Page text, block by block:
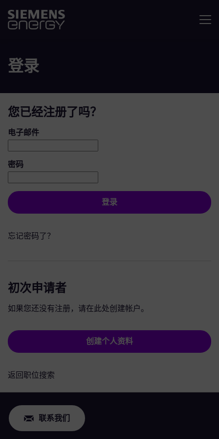
登录
您已经注册了吗？
登录：用户和密码
电子邮件
密码
登录
忘记密码了？
初次申请者
如果您还没有注册，请在此处创建帐户。
创建个人资料
返回职位搜索
联系我们